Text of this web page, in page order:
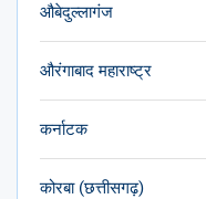
औबेदुल्लागंज
औरंगाबाद महाराष्ट्र
कर्नाटक
कोरबा (छत्तीसगढ़)